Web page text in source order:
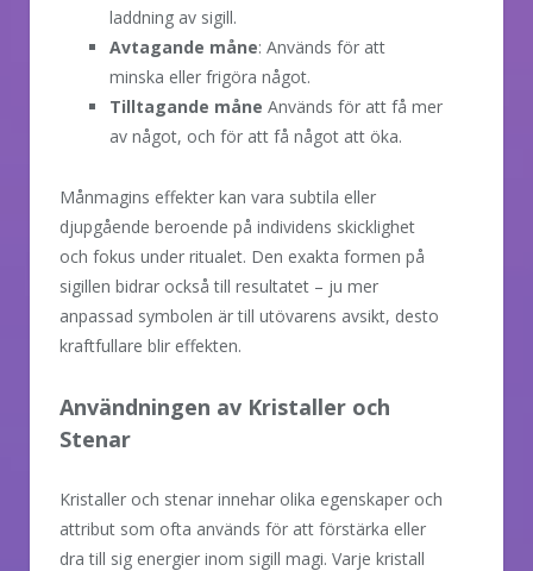
laddning av sigill.
Avtagande måne: Används för att
minska eller frigöra något.
Tilltagande måne Används för att få mer
av något, och för att få något att öka.
Månmagins effekter kan vara subtila eller
djupgående beroende på individens skicklighet
och fokus under ritualet. Den exakta formen på
sigillen bidrar också till resultatet – ju mer
anpassad symbolen är till utövarens avsikt, desto
kraftfullare blir effekten.
Användningen av Kristaller och
Stenar
Kristaller och stenar innehar olika egenskaper och
attribut som ofta används för att förstärka eller
dra till sig energier inom sigill magi. Varje kristall